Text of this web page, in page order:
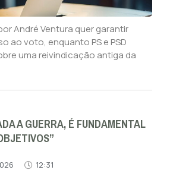
André Ventura quer garantir
ao voto, enquanto PS e PSD
uma reivindicação antiga da
A GUERRA, É FUNDAMENTAL
12:31